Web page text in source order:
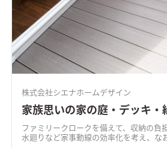
株式会社シエナホームデザイン
家族思いの家の庭・デッキ・
ファミリークロークを備えて、収納の負
水廻りなど家事動線の効率化を考え、な